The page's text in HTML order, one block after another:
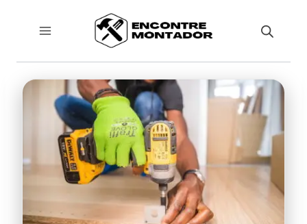
Conteúdo